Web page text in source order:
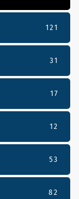
121
31
17
12
53
82